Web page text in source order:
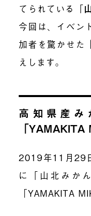
てられている「
今回は、イベン
加者を驚かせた
えします。
高知県産み
「YAMAKITA
2019年11月29
に「山北みか
「YAMAKITA